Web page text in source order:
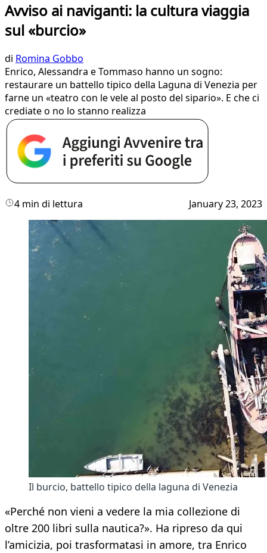
Avviso ai naviganti: la cultura viaggia
sul «burcio»
di Romina Gobbo
Enrico, Alessandra e Tommaso hanno un sogno:
restaurare un battello tipico della Laguna di Venezia per
farne un «teatro con le vele al posto del sipario». E che ci
crediate o no lo stanno realizza
4 min di lettura January 23, 2023
Il burcio, battello tipico della laguna di Venezia
«Perché non vieni a vedere la mia collezione di
oltre 200 libri sulla nautica?». Ha ripreso da qui
l’amicizia, poi trasformatasi in amore, tra Enrico